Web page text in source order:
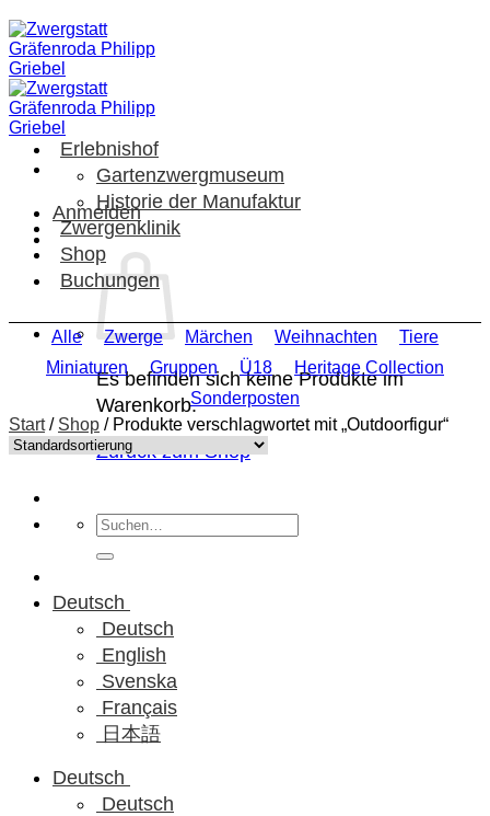
Zum
Inhalt
springen
Anmelden
Es befinden sich keine Produkte im
Warenkorb.
Zurück zum Shop
Suchen
nach:
Deutsch
Deutsch
English
Svenska
Français
日本語
Deutsch
Deutsch
Erlebnishof
Gartenzwergmuseum
Historie der Manufaktur
Zwergenklinik
Shop
Buchungen
Alle Zwerge Märchen Weihnachten
Tiere
Miniaturen
Gruppen Ü18
Heritage Collection
Sonderposten
Start / Shop /Produkte verschlagwortet mit „Outdoorfigur“